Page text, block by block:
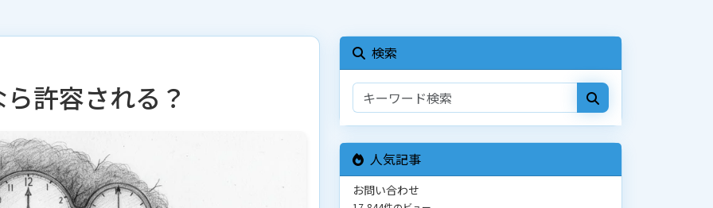
許容される？
検索
人気記事
お問い合わせ